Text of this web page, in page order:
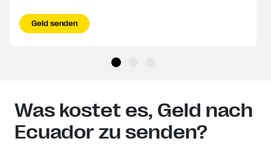
Geld senden
Was kostet es, Geld nach
Ecuador zu senden?